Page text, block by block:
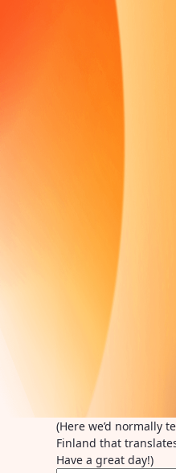
(Here we’d normally
Finland that
Have a great day!)